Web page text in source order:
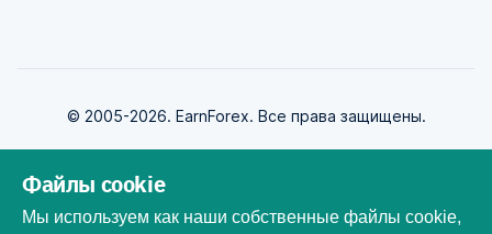
© 2005-2026. EarnForex. Все права защищены.
Файлы cookie
Мы используем как наши собственные файлы cookie,